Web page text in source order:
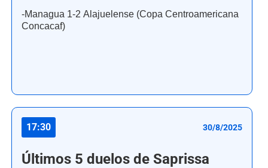
-Managua 1-2 Alajuelense (Copa Centroamericana
Concacaf)
17:30 30/8/2025
Últimos 5 duelos de Saprissa